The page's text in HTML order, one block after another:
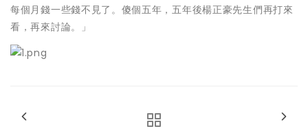
每個月錢一些錢不見了。傻個五年，五年後楊正豪先生們再打來
看，再來討論。」